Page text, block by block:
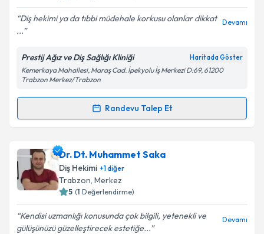
Diş hekimi ya da tıbbi müdehale korkusu olanlar dikkat
️️️...
Devamı
Prestij Ağız ve Diş Sağlığı Kliniği Haritada Göster
Kemerkaya Mahallesi, Maraş Cad. İpekyolu İş Merkezi D:69, 61200
Trabzon Merkez/Trabzon
Randevu Talep Et
Randevu Takvimi Talebi
Dt. Muhammet Aktürkiçin randevu takvimi talebi
oluşturun. Size bu uzmandan randevu almanız için bir
takvim hazırlandığında e-posta ile bilgilendireceğiz.
Dr. Dt. Muhammet Saka
Diş Hekimi +1diğer
Trabzon, Merkez
5 (1 Değerlendirme)
Kendisi uzmanlığı konusunda çok bilgili, yetenekli ve
gülüşünüzü güzelleştirecek estetiğe...
Devamı